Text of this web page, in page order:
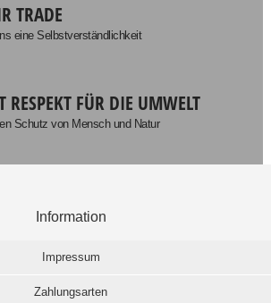
TRADE
eine Selbstverständlichkeit
RESPEKT FÜR DIE UMWELT
Schutz von Mensch und Natur
Information
Impressum
Zahlungsarten